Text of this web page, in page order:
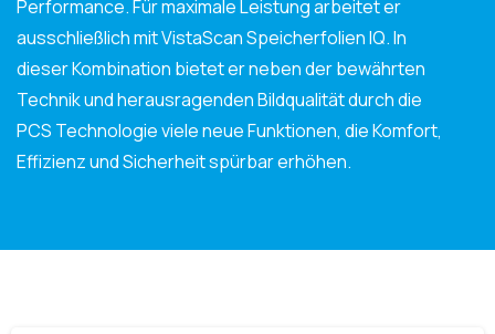
Performance. Für maximale Leistung arbeitet er
ausschließlich mit VistaScan Speicherfolien IQ. In
dieser Kombination bietet er neben der bewährten
Technik und herausragenden Bildqualität durch die
PCS Technologie viele neue Funktionen, die Komfort,
Effizienz und Sicherheit spürbar erhöhen.